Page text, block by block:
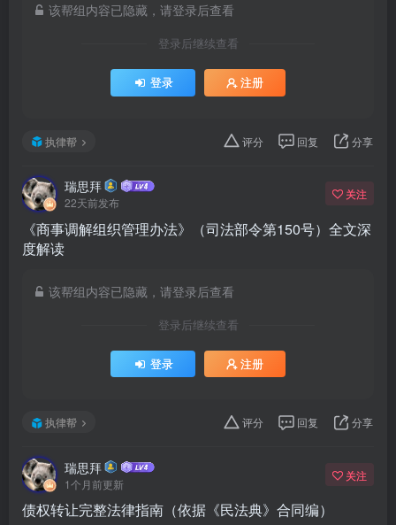
该帮组内容已隐藏，请登录后查看
登录后继续查看
登录 注册
执律帮 评分 回复 分享
瑞思拜
22天前发布
关注
《商事调解组织管理办法》（司法部令第150号）全文深
度解读
该帮组内容已隐藏，请登录后查看
登录后继续查看
登录 注册
执律帮 评分 回复 分享
瑞思拜
1个月前更新
关注
债权转让完整法律指南（依据《民法典》合同编）